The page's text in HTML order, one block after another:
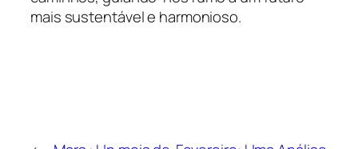
mais sustentável e harmonioso.